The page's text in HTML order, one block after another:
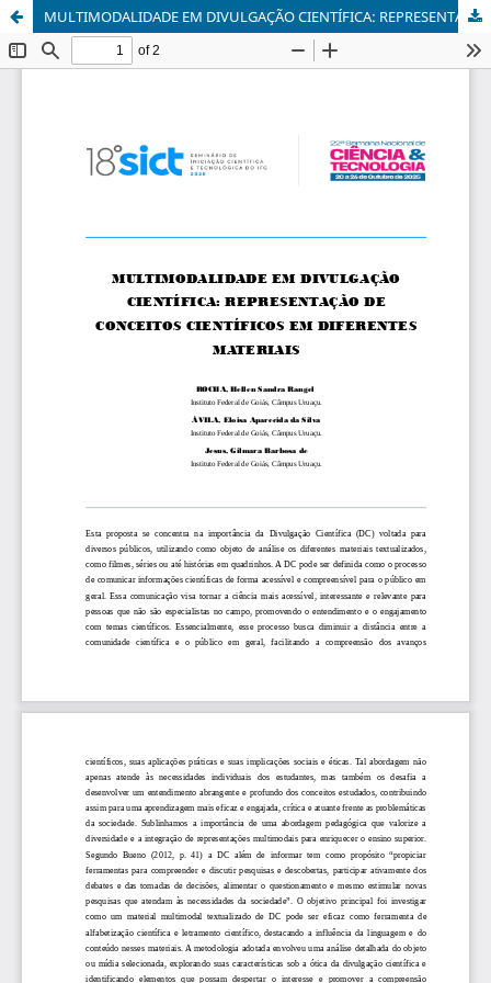
MULTIMODALIDADE EM DIVULGAÇÃO CIENTÍFICA: REPRESENTAÇÃO DE CONCEITOS CIENTÍFICOS EM DIFERENTES MATERIAIS